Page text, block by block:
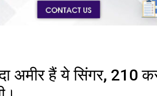
अमीर हैं ये सिंगर, 210